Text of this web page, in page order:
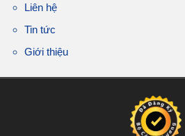
Liên hệ
Tin tức
Giới thiệu